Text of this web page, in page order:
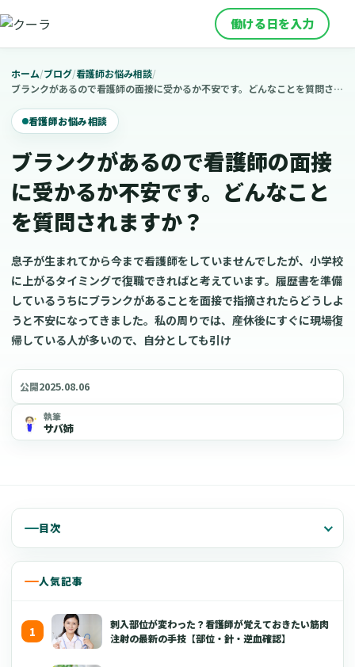
働ける日を入力
ホーム/ブログ/看護師お悩み相談/
ブランクがあるので看護師の面接に受かるか不安です。どんなことを質問されますか？
看護師お悩み相談
ブランクがあるので看護師の面接
に受かるか不安です。どんなこと
を質問されますか？
息子が生まれてから今まで看護師をしていませんでしたが、小学校
に上がるタイミングで復職できればと考えています。履歴書を準備
しているうちにブランクがあることを面接で指摘されたらどうしよ
うと不安になってきました。私の周りでは、産休後にすぐに現場復
帰している人が多いので、自分としても引け
公開2025.08.06
執筆
サバ姉
目次
人気記事
刺入部位が変わった？看護師が覚えておきたい筋肉
注射の最新の手技【部位・針・逆血確認】